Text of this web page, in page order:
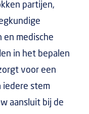
partijen,
en medische
in het bepalen
voor een
iedere stem
aansluit bij de